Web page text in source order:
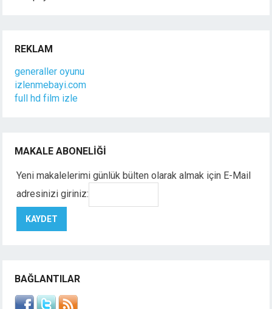
REKLAM
generaller oyunu
izlenmebayi.com
full hd film izle
MAKALE ABONELIĞI
Yeni makalelerimi günlük bülten olarak almak için E-Mail
adresinizi giriniz:
BAĞLANTILAR